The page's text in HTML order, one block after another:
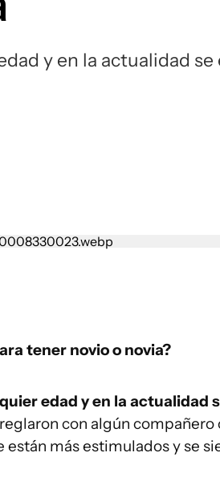
y en la actualidad
tener novio o novia?
edad y en la actualidad
con algún compañero
están más estimulados y se